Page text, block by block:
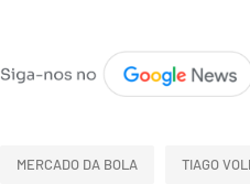
MERCADO DA BOLA TIAGO